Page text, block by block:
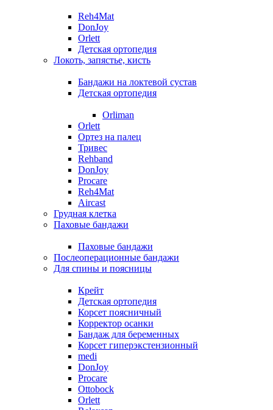
Reh4Mat
DonJoy
Orlett
Детская ортопедия
Локоть, запястье, кисть
Бандажи на локтевой сустав
Детская ортопедия
Orliman
Orlett
Ортез на палец
Тривес
Rehband
DonJoy
Procare
Reh4Mat
Aircast
Грудная клетка
Паховые бандажи
Паховые бандажи
Послеоперационные бандажи
Для спины и поясницы
Крейт
Детская ортопедия
Корсет поясничный
Корректор осанки
Бандаж для беременных
Корсет гиперэкстензионный
medi
DonJoy
Procare
Ottobock
Orlett